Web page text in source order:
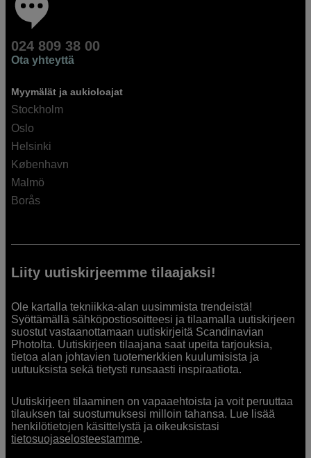
024 809 38 00
Ota yhteyttä
Myymälät ja aukioloajat
Stockholm
Oslo
Helsinki
København
Malmö
Borås
Liity uutiskirjeemme tilaajaksi!
Ole kartalla tekniikka-alan uusimmista trendeistä!
Syöttämällä sähköpostiosoitteesi ja tilaamalla uutiskirjeen
suostut vastaanottamaan uutiskirjeitä Scandinavian
Photolta. Uutiskirjeen tilaajana saat upeita tarjouksia,
tietoa alan johtavien tuotemerkkien kuulumisista ja
uutuuksista sekä tietysti runsaasti inspiraatiota.
Uutiskirjeen tilaaminen on vapaaehtoista ja voit peruuttaa
tilauksen tai suostumuksesi milloin tahansa. Lue lisää
henkilötietojen käsittelystä ja oikeuksistasi
tietosuojaselosteestamme.